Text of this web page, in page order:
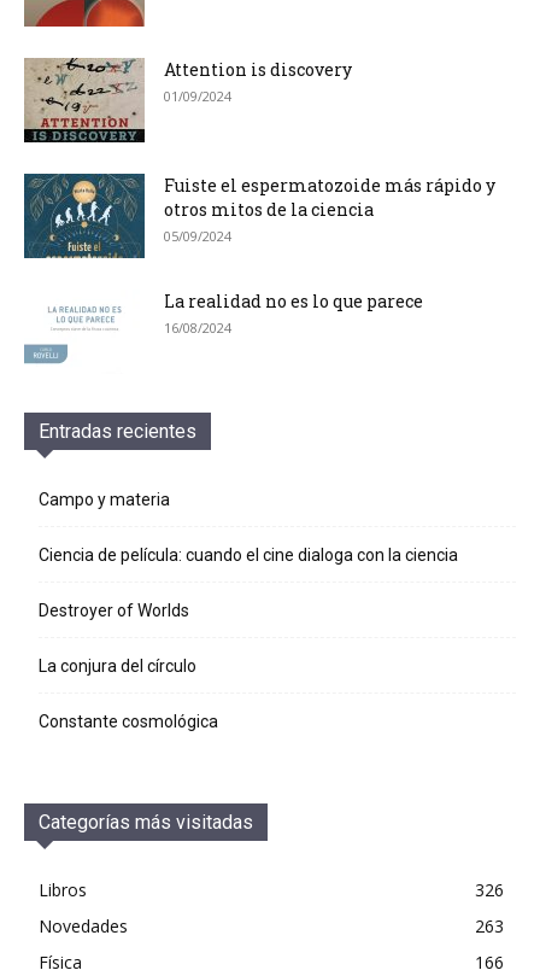
Attention is discovery
01/09/2024
Fuiste el espermatozoide más rápido y
otros mitos de la ciencia
05/09/2024
La realidad no es lo que parece
16/08/2024
Entradas recientes
Campo y materia
Ciencia de película: cuando el cine dialoga con la ciencia
Destroyer of Worlds
La conjura del círculo
Constante cosmológica
Categorías más visitadas
Libros
326
Novedades
263
Física
166